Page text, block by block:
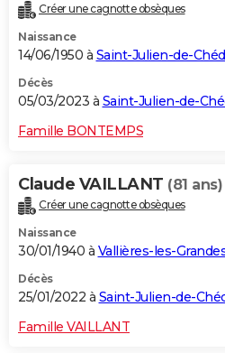
Créer une cagnotte obsèques
Naissance
14/06/1950 à Saint-Julien-de-
Décès
05/03/2023 à Saint-Julien-de-
Famille BONTEMPS
Claude VAILLANT (81 ans)
Créer une cagnotte obsèques
Naissance
30/01/1940 à Vallières-les-
Décès
25/01/2022 à Saint-Julien-de-
Famille VAILLANT